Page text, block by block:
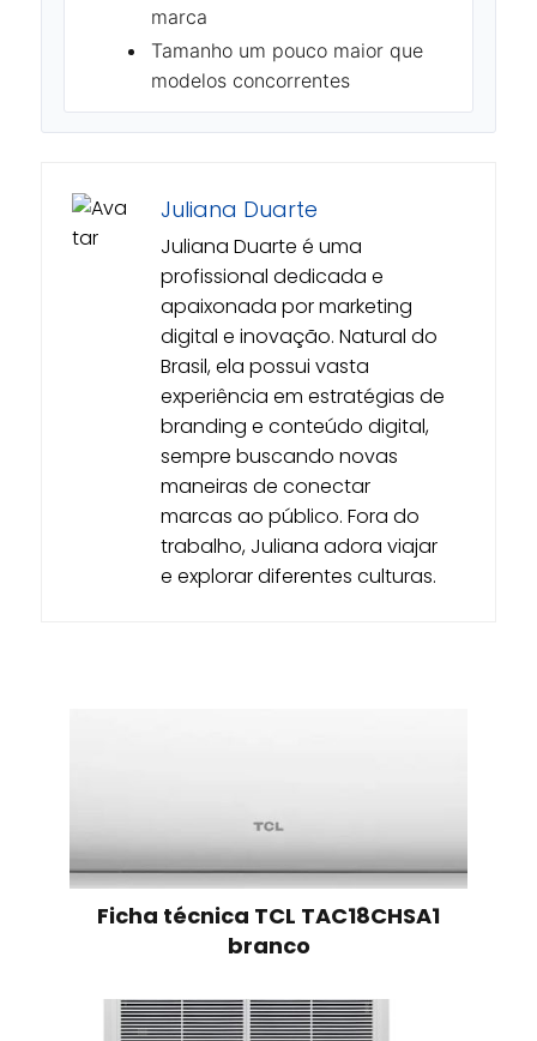
marca
Tamanho um pouco maior que
modelos concorrentes
Juliana Duarte
Juliana Duarte é uma
profissional dedicada e
apaixonada por marketing
digital e inovação. Natural do
Brasil, ela possui vasta
experiência em estratégias de
branding e conteúdo digital,
sempre buscando novas
maneiras de conectar
marcas ao público. Fora do
trabalho, Juliana adora viajar
e explorar diferentes culturas.
Ficha técnica TCL TAC18CHSA1
branco